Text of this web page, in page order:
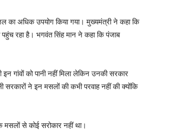
का अधिक उपयोग किया गया। मुख्यमंत्री ने कहा कि
रहा है। भगवंत सिंह मान ने कहा कि पंजाब
गांवों को पानी नहीं मिला लेकिन उनकी सरकार
सरकारों ने इन मसलों की कभी परवाह नहीं की क्योंकि
से कोई सरोकार नहीं था।